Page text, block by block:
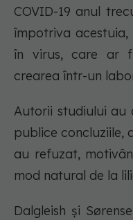
COVID-19 anul
împotriva acestuia,
în virus, care ar
crearea într-un
Autorii studiului
publice concluziile,
au refuzat,
mod natural de la
Dalgleish şi